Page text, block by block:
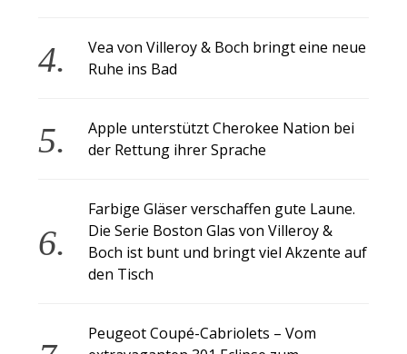
Vea von Villeroy & Boch bringt eine neue
Ruhe ins Bad
Apple unterstützt Cherokee Nation bei
der Rettung ihrer Sprache
Farbige Gläser verschaffen gute Laune.
Die Serie Boston Glas von Villeroy &
Boch ist bunt und bringt viel Akzente auf
den Tisch
Peugeot Coupé-Cabriolets – Vom